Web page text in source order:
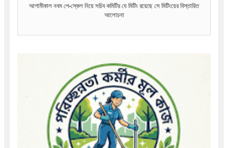
আগামীকাল নবম পে-স্কেল নিয়ে সচিব কমিটির যে মিটিং রয়েছে সে মিটিংয়ের বিস্তারিত
আলোচনা